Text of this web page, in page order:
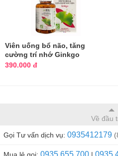
Viên uống bổ não, tăng
cường trí nhớ Ginkgo
Arkopharma Pháp
390.000 đ
Về đầu
Gọi Tư vấn dịch vụ: 0935412179
0935.655.700